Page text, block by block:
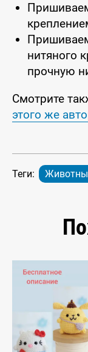
нитяного
прочную
Смотрите
этого же
Теги: